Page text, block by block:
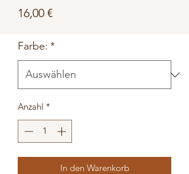
16,00 €Preis
Farbe: *
Anzahl *
In den Warenkorb